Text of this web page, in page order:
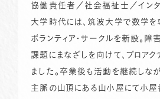
協働責任者／社会福祉士／インタ
大学時代には、筑波大学で数学を
ボランティア・サークルを新設。障
課題にまなざしを向けて、プロアク
ました。卒業後も活動を継続しな
主脈の山頂にある山小屋にて小屋